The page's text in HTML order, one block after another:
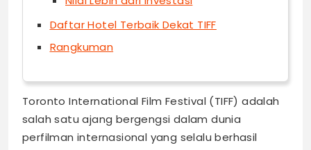
Daftar Hotel Terbaik Dekat TIFF
Rangkuman
Toronto International Film Festival (TIFF) adalah
salah satu ajang bergengsi dalam dunia
perfilman internasional yang selalu berhasil